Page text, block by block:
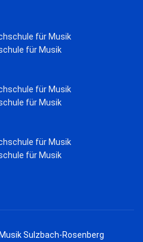
für Musik
für Musik
für Musik
Sulzbach-Rosenberg